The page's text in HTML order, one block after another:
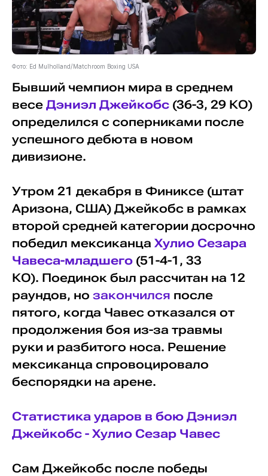
Фото: Ed Mulholland/Matchroom Boxing USA
Бывший чемпион мира в среднем
весе Дэниэл Джейкобс(36-3, 29 КО)
определился с соперниками после
успешного дебюта в новом
дивизионе.
Утром 21 декабря в Финиксе (штат
Аризона, США) Джейкобс в рамках
второй средней категории досрочно
победил мексиканца Хулио Сезара
Чавеса-младшего(51-4-1, 33
КО). Поединок был рассчитан на 12
раундов, но закончился после
пятого, когда Чавес отказался от
продолжения боя из-за травмы
руки и разбитого носа. Решение
мексиканца спровоцировало
беспорядки на арене.
Статистика ударов в бою Дэниэл
Джейкобс - Хулио Сезар Чавес
Сам Джейкобс после победы